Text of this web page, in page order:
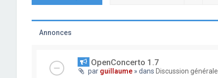
Annonces
OpenConcerto 1.7
par guillaume » dans Discussion générale